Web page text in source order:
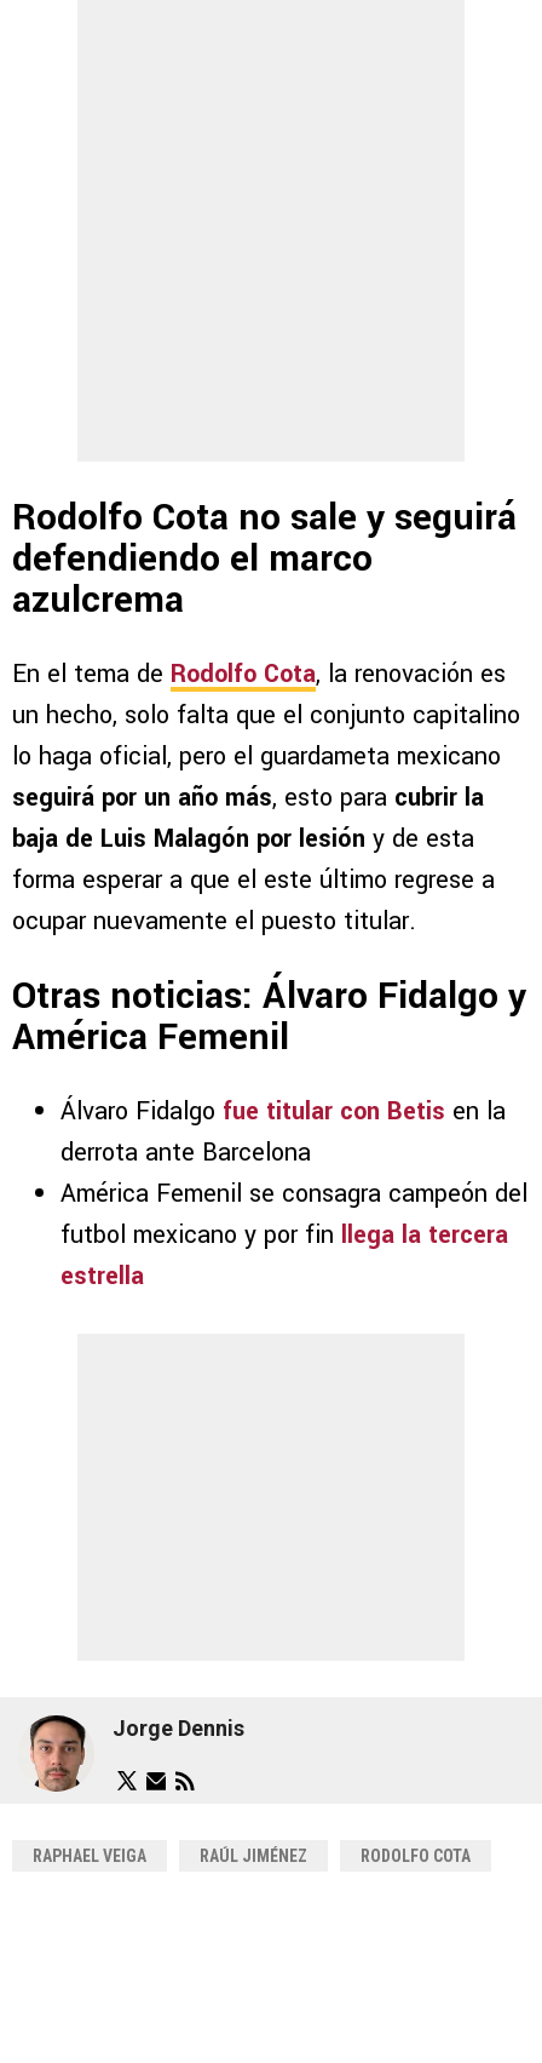
Rodolfo Cota no sale y seguirá
defendiendo el marco
azulcrema
En el tema de Rodolfo Cota, la renovación es
un hecho, solo falta que el conjunto capitalino
lo haga oficial, pero el guardameta mexicano
seguirá por un año más, esto para cubrir la
baja de Luis Malagón por lesión y de esta
forma esperar a que el este último regrese a
ocupar nuevamente el puesto titular.
Otras noticias: Álvaro Fidalgo y
América Femenil
Álvaro Fidalgo fue titular con Betis en la
derrota ante Barcelona
América Femenil se consagra campeón del
futbol mexicano y por fin llega la tercera
estrella
Jorge Dennis
RAPHAEL VEIGA RAÚL JIMÉNEZ RODOLFO COTA